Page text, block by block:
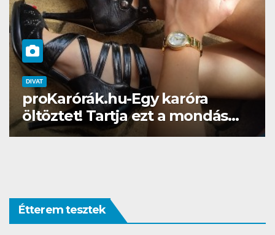
karóra
a mondás…
DIVAT SZÉPSÉG
Gél lakk otthon?
Brillbirddel simán!
Étterem tesztek